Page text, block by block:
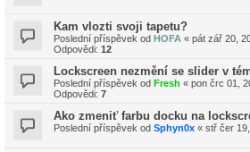
Kam vlozti svoji tapetu?
Poslední příspěvek od HOFA « pát zář 20,
Odpovědi: 12
Lockscreen nezmění se slider v
Poslední příspěvek od Fresh « pon črc 01,
Odpovědi: 7
Ako zmeniť farbu docku na
Poslední příspěvek od Sphyn0x « stř čer